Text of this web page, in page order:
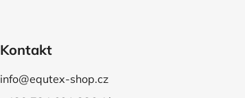
Kontakt
info@equtex-shop.cz